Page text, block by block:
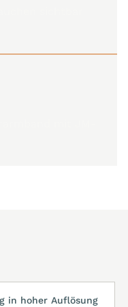
in hoher Auflösung